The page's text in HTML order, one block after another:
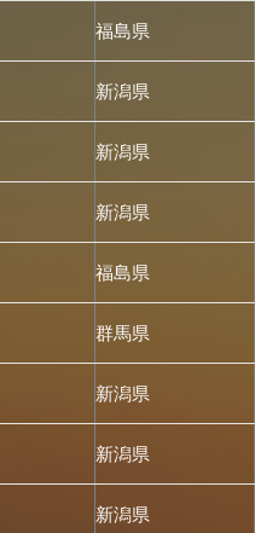
福島県
新潟県
新潟県
新潟県
福島県
群馬県
新潟県
新潟県
新潟県